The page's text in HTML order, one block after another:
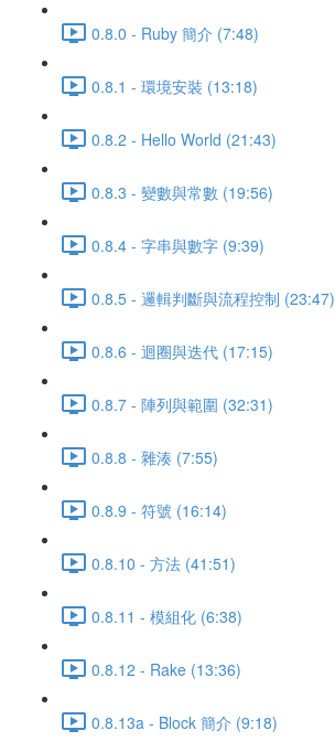
0.8.0 - Ruby 簡介 (7:48)
0.8.1 - 環境安裝 (13:18)
0.8.2 - Hello World (21:43)
0.8.3 - 變數與常數 (19:56)
0.8.4 - 字串與數字 (9:39)
0.8.5 - 邏輯判斷與流程控制 (23:47)
0.8.6 - 迴圈與迭代 (17:15)
0.8.7 - 陣列與範圍 (32:31)
0.8.8 - 雜湊 (7:55)
0.8.9 - 符號 (16:14)
0.8.10 - 方法 (41:51)
0.8.11 - 模組化 (6:38)
0.8.12 - Rake (13:36)
0.8.13a - Block 簡介 (9:18)